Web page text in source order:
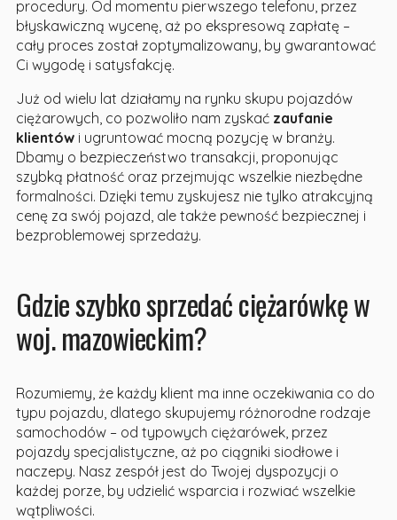
procedury. Od momentu pierwszego telefonu, przez
błyskawiczną wycenę, aż po ekspresową zapłatę –
cały proces został zoptymalizowany, by gwarantować
Ci wygodę i satysfakcję.
Już od wielu lat działamy na rynku skupu pojazdów
ciężarowych, co pozwoliło nam zyskać zaufanie
klientów i ugruntować mocną pozycję w branży.
Dbamy o bezpieczeństwo transakcji, proponując
szybką płatność oraz przejmując wszelkie niezbędne
formalności. Dzięki temu zyskujesz nie tylko atrakcyjną
cenę za swój pojazd, ale także pewność bezpiecznej i
bezproblemowej sprzedaży.
Gdzie szybko sprzedać ciężarówkę w
woj. mazowieckim?
Rozumiemy, że każdy klient ma inne oczekiwania co do
typu pojazdu, dlatego skupujemy różnorodne rodzaje
samochodów – od typowych ciężarówek, przez
pojazdy specjalistyczne, aż po ciągniki siodłowe i
naczepy. Nasz zespół jest do Twojej dyspozycji o
każdej porze, by udzielić wsparcia i rozwiać wszelkie
wątpliwości.